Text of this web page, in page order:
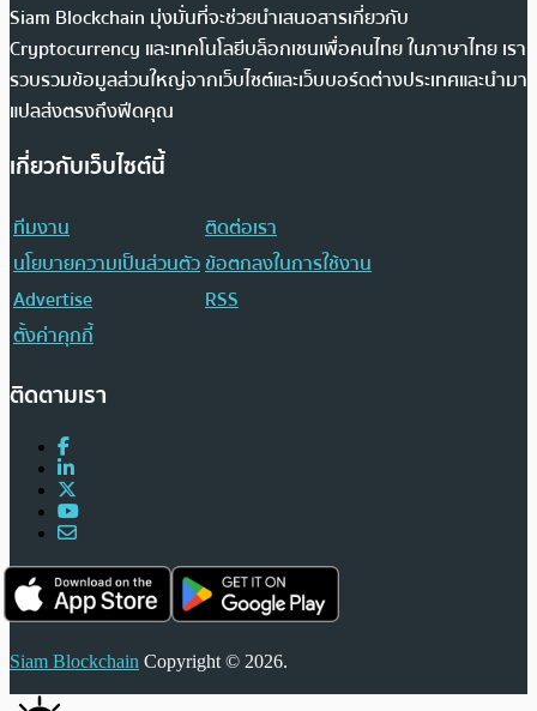
Siam Blockchain มุ่งมั่นที่จะช่วยนำเสนอสารเกี่ยวกับ
Cryptocurrency และเทคโนโลยีบล็อกเชนเพื่อคนไทย ในภาษาไทย เรา
รวบรวมข้อมูลส่วนใหญ่จากเว็บไซต์และเว็บบอร์ดต่างประเทศและนำมา
แปลส่งตรงถึงฟีดคุณ
เกี่ยวกับเว็บไซต์นี้
ทีมงาน
ติดต่อเรา
นโยบายความเป็นส่วนตัวข้อตกลงในการใช้งาน
Advertise
RSS
ตั้งค่าคุกกี้
ติดตามเรา
Siam Blockchain Copyright © 2026.